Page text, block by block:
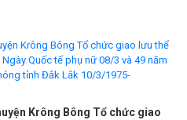
Krông Bông Tổ chức giao